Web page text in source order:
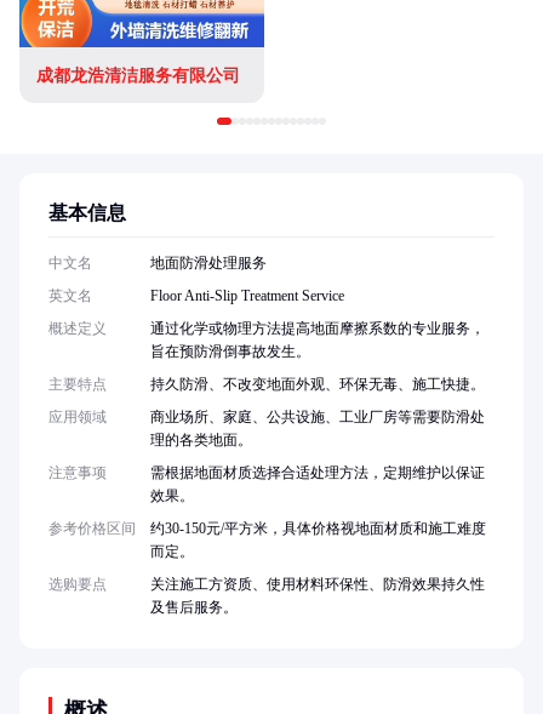
成都龙浩清洁服务有限公司
基本信息
中文名
地面防滑处理服务
英文名
Floor Anti-Slip Treatment Service
概述定义
通过化学或物理方法提高地面摩擦系数的专业服务，
旨在预防滑倒事故发生。
主要特点
持久防滑、不改变地面外观、环保无毒、施工快捷。
应用领域
商业场所、家庭、公共设施、工业厂房等需要防滑处
理的各类地面。
注意事项
需根据地面材质选择合适处理方法，定期维护以保证
效果。
参考价格区间
约30-150元/平方米，具体价格视地面材质和施工难度
而定。
选购要点
关注施工方资质、使用材料环保性、防滑效果持久性
及售后服务。